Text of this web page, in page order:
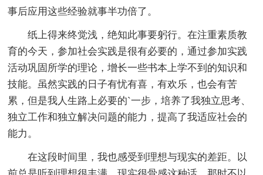
事后应用这些经验就事半功倍了。
纸上得来终觉浅，绝知此事要躬行。在注重素质教
育的今天，参加社会实践是很有必要的，通过参加实践
活动巩固所学的理论，增长一些书本上学不到的知识和
技能。虽然实践的日子有忧有喜，有欢乐，也会有苦
累，但是我人生路上必要的`一步，培养了我独立思考、
独立工作和独立解决问题的能力，提高了我适应社会的
能力。
在这段时间里，我也感受到理想与现实的差距。以